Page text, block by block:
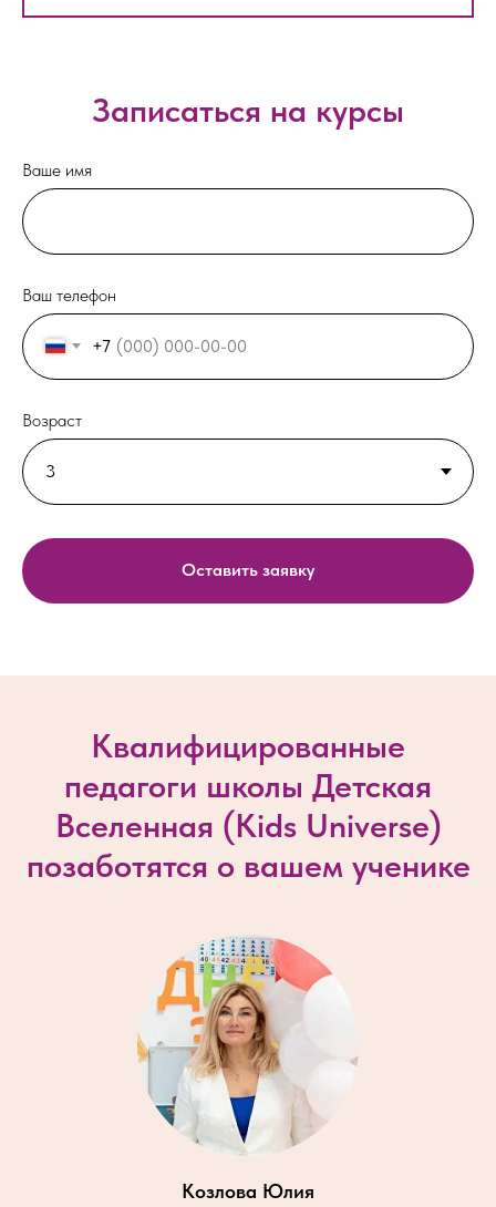
Записаться на курсы
Ваше имя
Ваш телефон
+7
Возраст
Оставить заявку
Квалифицированные
педагоги школы Детская
Вселенная (Kids Universe)
позаботятся о вашем ученике
Козлова Юлия